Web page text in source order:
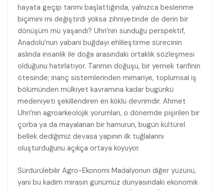
hayata geçip tarımı başlattığında, yalnızca beslenme
biçimini mi değiştirdi yoksa zihniyetinde de derin bir
dönüşüm mü yaşandı? Uhri’nin sunduğu perspektif,
Anadolu’nun yabani buğdayı ehlileştirme sürecinin
aslında insanlık ile doğa arasındaki ortaklık sözleşmesi
olduğunu hatırlatıyor. Tarımın doğuşu, bir yemek tarifinin
ötesinde; inanç sistemlerinden mimariye, toplumsal iş
bölümünden mülkiyet kavramına kadar bugünkü
medeniyeti şekillendiren en köklü devrimdir. Ahmet
Uhri’nin agroarkeolojik yorumları, o dönemde pişirilen bir
çorba ya da mayalanan bir hamurun, bugün kültürel
bellek dediğimiz devasa yapının ilk tuğlalarını
oluşturduğunu açıkça ortaya koyuyor.
Sürdürülebilir Agro-Ekonomi Madalyonun diğer yüzünü,
yani bu kadim mirasın günümüz dünyasındaki ekonomik